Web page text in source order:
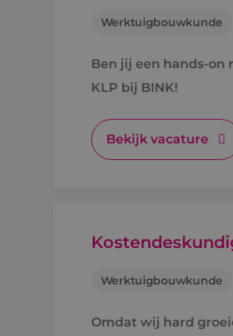
Werktuigbouwkunde
Ben jij een hands-on
KLP bij BINK!
Bekijk vacature
Werktuigbouwkunde
Omdat wij hard